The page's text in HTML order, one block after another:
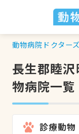
動物病院ドクター
長生郡睦
物病院一覧
診療動物